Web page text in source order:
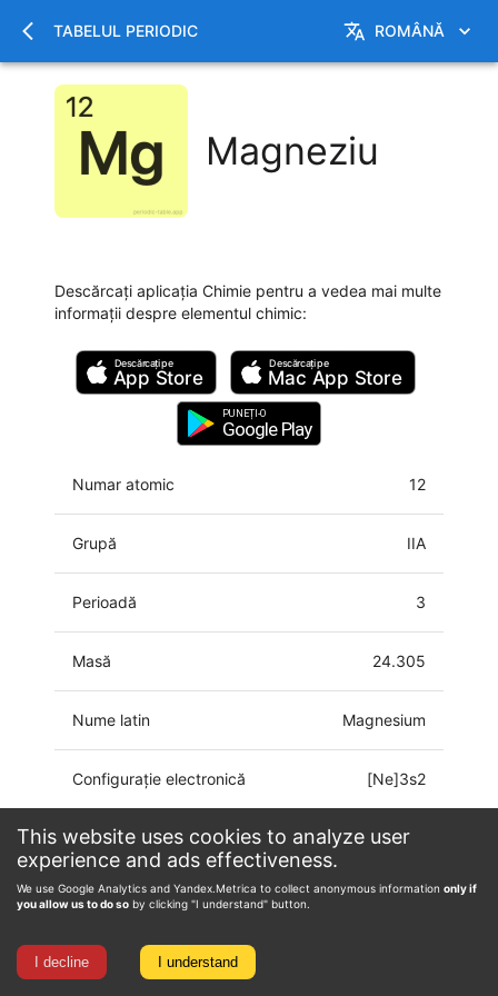
This website uses cookies to analyze user
experience and ads effectiveness.
We use Google Analytics and Yandex.Metrica to collect anonymous information only if
you allow us to do so by clicking "I understand" button.
I decline I understand
TABELUL PERIODIC ROMÂNĂ
Magneziu
Descărcați aplicația Chimie pentru a vedea mai multe
informații despre elementul chimic:
Descărcați pe
App Store
Descărcați pe
Mac App Store
PUNEȚI-O
Google Play
Numar atomic 12
Grupă IIA
Perioadă 3
Masă 24.305
Nume latin Magnesium
Configurație electronică [Ne]3s2
Starea de oxidare 0, 1, 2